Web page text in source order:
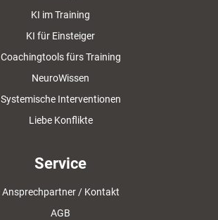
KI im Training
KI für Einsteiger
Coachingtools fürs Training
NeuroWissen
Systemische Interventionen
Liebe Konflikte
Service
Ansprechpartner / Kontakt
AGB